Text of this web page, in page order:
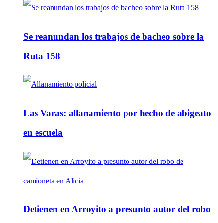
Se reanundan los trabajos de bacheo sobre la
Ruta 158
Las Varas: allanamiento por hecho de abigeato
en escuela
Detienen en Arroyito a presunto autor del robo